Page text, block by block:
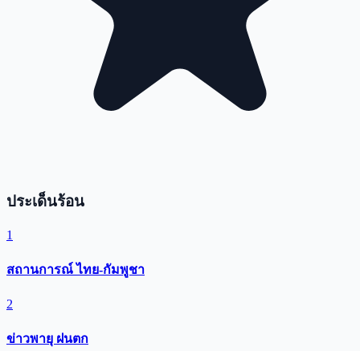
ประเด็นร้อน
1
สถานการณ์ ไทย-กัมพูชา
2
ข่าวพายุ ฝนตก